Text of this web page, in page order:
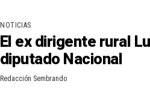
NOTICIAS
El ex dirigente rural
diputado Nacional
Redacción Sembrando